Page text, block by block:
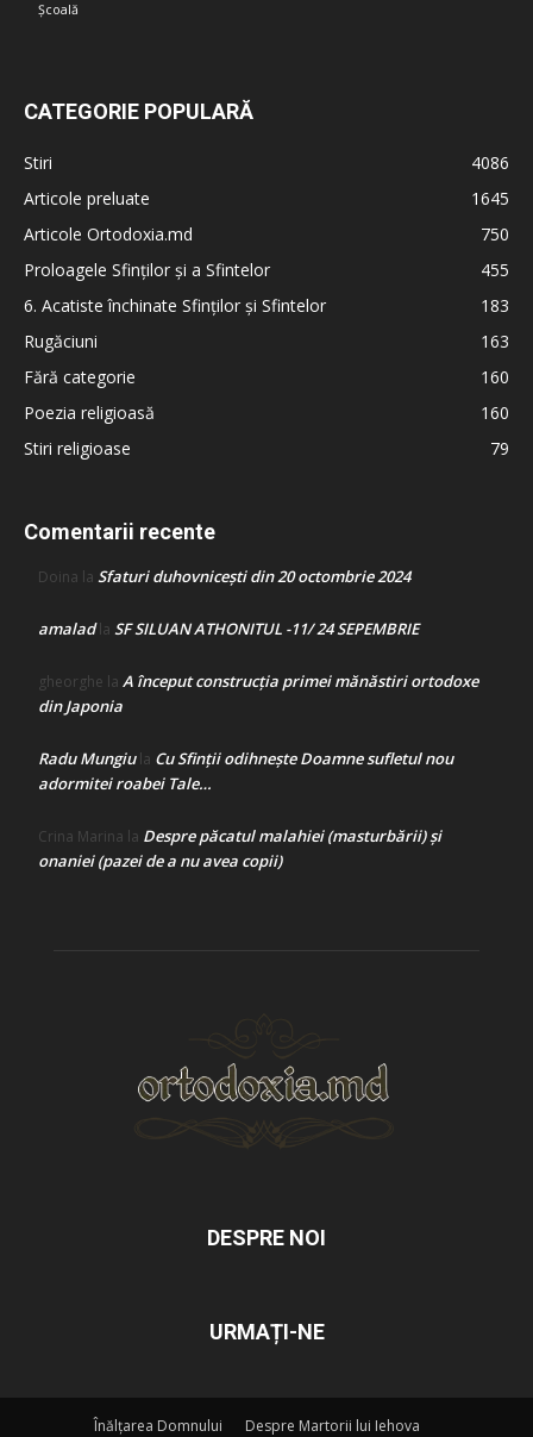
Școală
CATEGORIE POPULARĂ
Stiri
4086
Articole preluate
1645
Articole Ortodoxia.md
750
Proloagele Sfinților și a Sfintelor
455
6. Acatiste închinate Sfinților și Sfintelor
183
Rugăciuni
163
Fără categorie
160
Poezia religioasă
160
Stiri religioase
79
Comentarii recente
Doina la Sfaturi duhovnicești din 20 octombrie 2024
amaladla SF SILUAN ATHONITUL -11/ 24 SEPEMBRIE
gheorghe la A început construcţia primei mănăstiri ortodoxe
din Japonia
Radu Mungiula Cu Sfinții odihnește Doamne sufletul nou
adormitei roabei Tale…
Crina Marina la Despre păcatul malahiei (masturbării) şi
onaniei (pazei de a nu avea copii)
DESPRE NOI
URMAȚI-NE
Înălțarea Domnului Despre Martorii lui Iehova